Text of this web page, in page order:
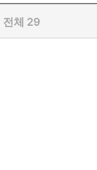
전체 29